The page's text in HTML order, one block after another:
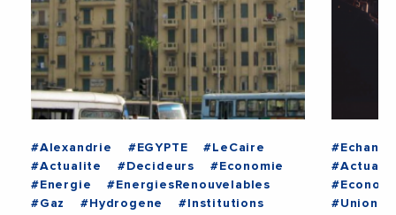
#Alexandrie #EGYPTE
#LeCaire
#Actualite
#Decideurs
#Economie
#Energie
#EnergiesRenouvelables
#Gaz
#Hydrogene
#Institutions